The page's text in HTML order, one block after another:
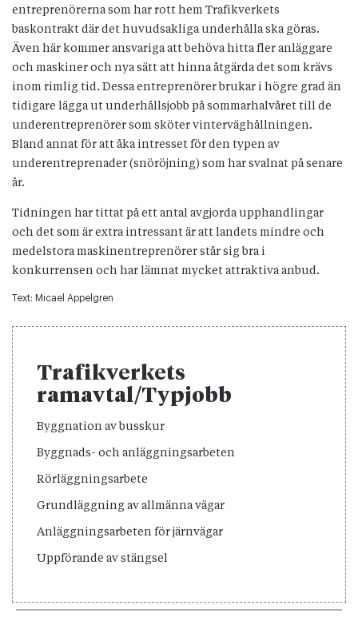
entreprenörerna som har rott hem Trafikverkets
baskontrakt där det huvudsakliga underhålla ska göras.
Även här kommer ansvariga att behöva hitta fler anläggare
och maskiner och nya sätt att hinna åtgärda det som krävs
inom rimlig tid. Dessa entreprenörer brukar i högre grad än
tidigare lägga ut underhållsjobb på sommarhalvåret till de
underentreprenörer som sköter vinterväghållningen.
Bland annat för att åka intresset för den typen av
underentreprenader (snöröjning) som har svalnat på senare
år.
Tidningen har tittat på ett antal avgjorda upphandlingar
och det som är extra intressant är att landets mindre och
medelstora maskinentreprenörer står sig bra i
konkurrensen och har lämnat mycket attraktiva anbud.
Text: Micael Appelgren
Trafikverkets
ramavtal/Typjobb
Byggnation av busskur
Byggnads- och anläggningsarbeten
Rörläggningsarbete
Grundläggning av allmänna vägar
Anläggningsarbeten för järnvägar
Uppförande av stängsel